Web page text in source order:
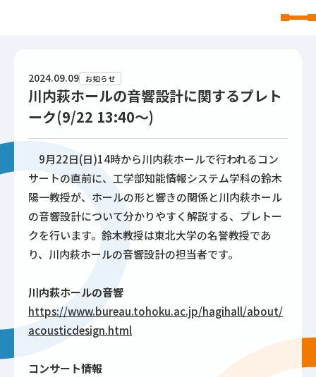
2024.09.09 お知らせ
川内萩ホールの音響設計に関するプレト
ーク(9/22 13:40～)
9月22日(日)14時から川内萩ホールで行われるコン
サートの直前に、工学部知能情報システム学科の鈴木
陽一教授が、ホールの形と響きの関係と川内萩ホール
の音響設計について分かりやすく解説する、プレトー
クを行います。鈴木教授は東北大学の名誉教授であ
り、川内萩ホールの音響設計の担当者です。
川内萩ホールの音響
https://www.bureau.tohoku.ac.jp/hagihall/about/
acousticdesign.html
コンサート情報